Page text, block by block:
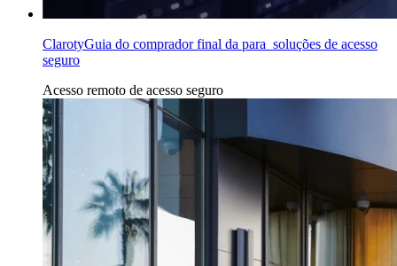
ClarotyGuia do comprador final da para soluções de acesso
seguro
Acesso remoto de acesso seguro